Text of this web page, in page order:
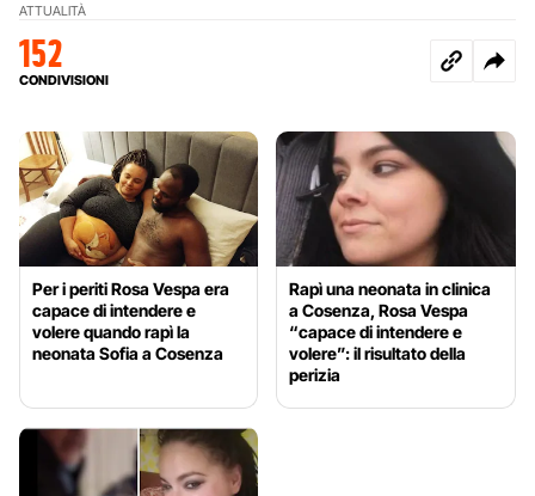
ATTUALITÀ
152
CONDIVISIONI
Per i periti Rosa Vespa era
capace di intendere e
volere quando rapì la
neonata Sofia a Cosenza
Rapì una neonata in clinica
a Cosenza, Rosa Vespa
“capace di intendere e
volere”: il risultato della
perizia